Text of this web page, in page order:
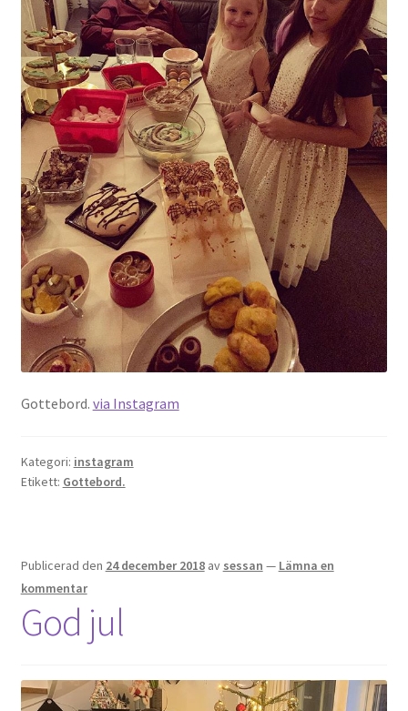
Gottebord. via Instagram
Kategori: instagram
Etikett: Gottebord.
Publicerad den 24 december 2018 av sessan — Lämna en
kommentar
God jul